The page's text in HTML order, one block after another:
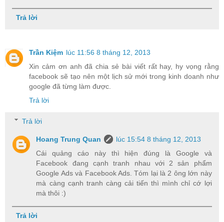
Trả lời
Trần Kiệm lúc 11:56 8 tháng 12, 2013
Xin cảm ơn anh đã chia sẻ bài viết rất hay, hy vọng rằng
facebook sẽ tạo nên một lịch sử mới trong kinh doanh như
google đã từng làm được.
Trả lời
Trả lời
Hoang Trung Quan
lúc 15:54 8 tháng 12, 2013
Cái quảng cáo này thì hiện đúng là Google và
Facebook đang cạnh tranh nhau với 2 sản phẩm
Google Ads và Facebook Ads. Tóm lại là 2 ông lớn này
mà càng cạnh tranh càng cải tiến thì mình chỉ cớ lợi
mà thôi :)
Trả lời